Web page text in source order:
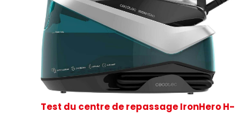
Test du centre de repassage IronHero H-